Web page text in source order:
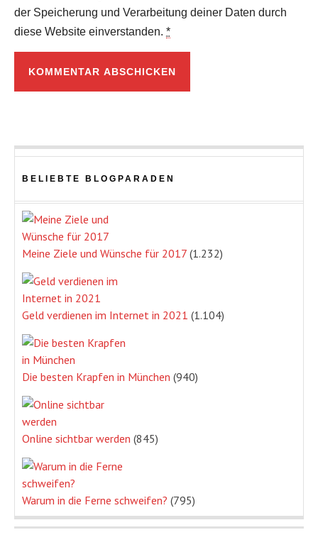
der Speicherung und Verarbeitung deiner Daten durch
diese Website einverstanden. *
BELIEBTE BLOGPARADEN
Meine Ziele und Wünsche für 2017 (1.232)
Geld verdienen im Internet in 2021 (1.104)
Die besten Krapfen in München (940)
Online sichtbar werden (845)
Warum in die Ferne schweifen? (795)